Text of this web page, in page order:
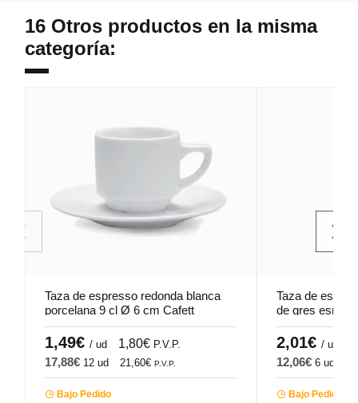
16 Otros productos en la misma
categoría:
Taza de espresso redonda blanca
porcelana 9 cl Ø 6 cm Cafett
Pro.mundi
1,49€ / ud 1,80€ P.V.P.
17,88€ 12 ud 21,60€ P.V.P.
Bajo Pedido
Taza de
de gres
Bistrot
2,01€ / ud
12,06€ 6 ud
Bajo Pedido